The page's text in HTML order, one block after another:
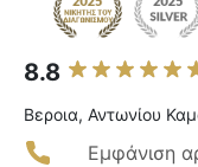
8.8
Βεροια, Αντωνίου
Εμφάνιση